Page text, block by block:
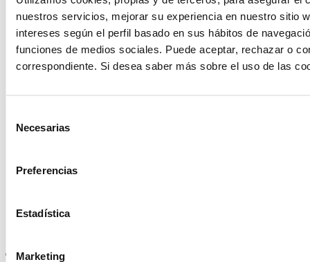
nuestros servicios, mejorar su experiencia en nuestro sitio
intereses según el perfil basado en sus hábitos de
funciones de medios sociales. Puede aceptar, rechazar o
correspondiente. Si desea saber más sobre el uso de las
Necesarias
Preferencias
Estadística
Marketing
Contacto
Encuentre Fluidra